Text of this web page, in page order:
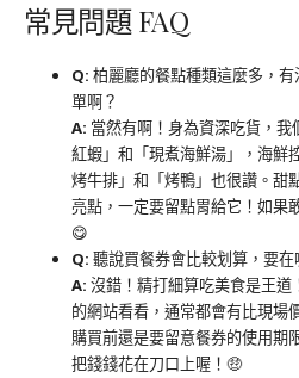
常見問題 FAQ
Q: 柏麗廳的餐點種類這麼多，
單啊？
A: 當然有啊！身為資深吃貨，
紅蝦」和「現煮海鮮湯」，海鮮
烤牛排」和「烤鴨」也很讚。甜
亮點，一定要留點胃給它！如果
😋
Q: 聽說買餐券會比較划算，要在
A: 沒錯！精打細算吃美食是王
的網站看看，通常都會有比現場
購買前還是要留意餐券的使用期
把錢錢花在刀口上喔！🤑